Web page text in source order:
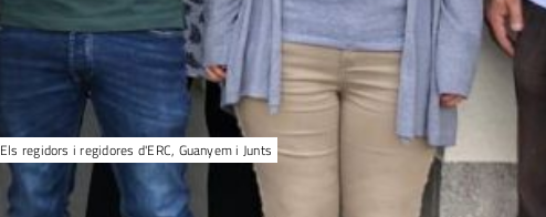
Els regidors i regidores d'ERC, Guanyem i Junts